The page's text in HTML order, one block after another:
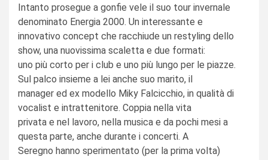
Intanto prosegue a gonfie vele il suo tour invernale
denominato Energia 2000. Un interessante e
innovativo concept che racchiude un restyling dello
show, una nuovissima scaletta e due formati:
uno più corto per i club e uno più lungo per le piazze.
Sul palco insieme a lei anche suo marito, il
manager ed ex modello Miky Falcicchio, in qualità di
vocalist e intrattenitore. Coppia nella vita
privata e nel lavoro, nella musica e da pochi mesi a
questa parte, anche durante i concerti. A
Seregno hanno sperimentato (per la prima volta)